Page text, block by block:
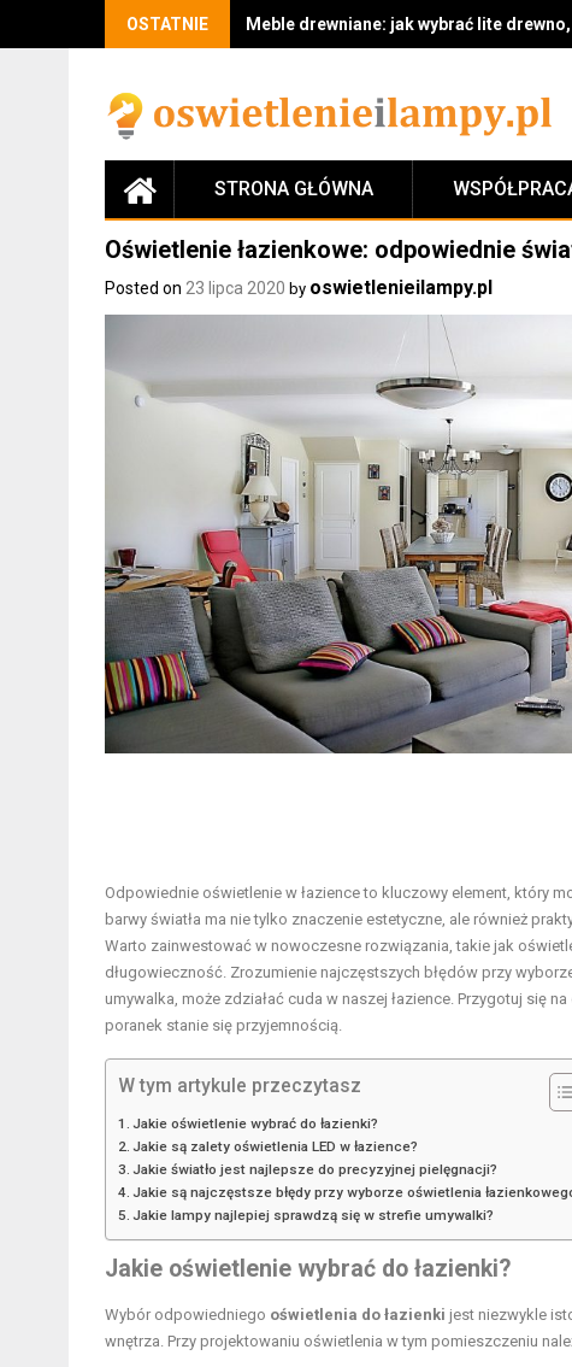
OSTATNIE Meble drewniane: jak wybrać lite
STRONA GŁÓWNA
Oświetlenie łazienkowe: odpowiednie
Posted on 23 lipca 2020 by oswietlenieilampy.pl
Odpowiednie oświetlenie w łazience to kluczowy element, który
barwy światła ma nie tylko znaczenie estetyczne, ale również
Warto zainwestować w nowoczesne rozwiązania, takie jak
długowieczność. Zrozumienie najczęstszych błędów przy
umywalka, może zdziałać cuda w naszej łazience. Przygotuj się
poranek stanie się przyjemnością.
W tym artykule przeczytasz
Jakie oświetlenie wybrać do łazienki?
Jakie są zalety oświetlenia LED w łazience?
Jakie światło jest najlepsze do precyzyjnej pielęgnacji?
Jakie są najczęstsze błędy przy wyborze oświetlenia
Jakie lampy najlepiej sprawdzą się w strefie umywalki?
Jakie oświetlenie wybrać do łazienki?
Wybór odpowiedniego oświetlenia do łazienki jest niezwykle
wnętrza. Przy projektowaniu oświetlenia w tym pomieszczeniu